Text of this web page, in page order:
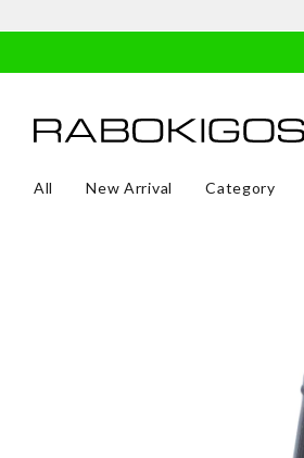
All New Arrival Category